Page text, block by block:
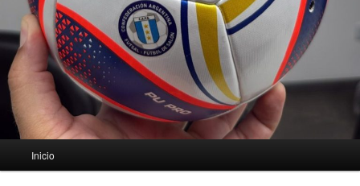
Inicio